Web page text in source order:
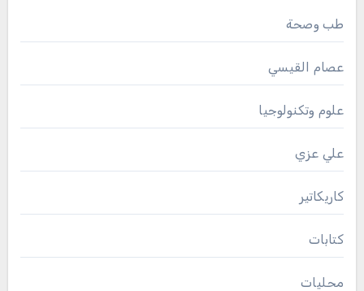
طب وصحة
عصام القيسي
علوم وتكنولوجيا
علي عزي
كاريكاتير
كتابات
محليات